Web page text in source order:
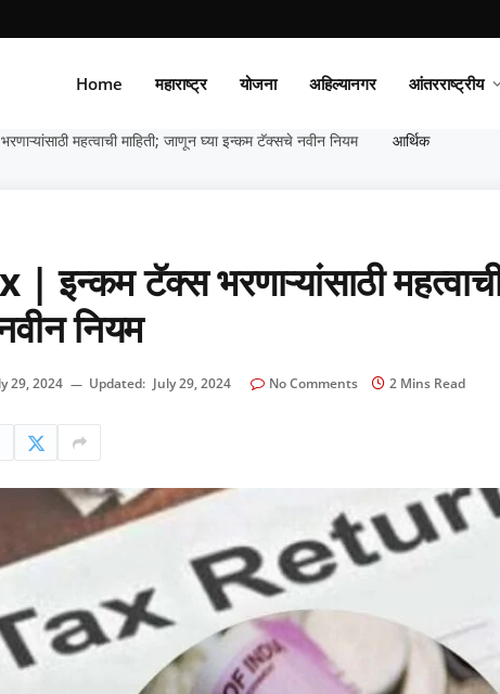
Home महाराष्ट्र योजना अहिल्यानगर आंतरराष्ट्रीय
आर्थिक
महत्वाची माहिती; जाणून घ्या इन्कम टॅक्सचे नवीन नियम
टॅक्स भरणाऱ्यांसाठी महत्वाची
नियम
29, 2024 Updated: July 29, 2024 No Comments 2 Mins Read